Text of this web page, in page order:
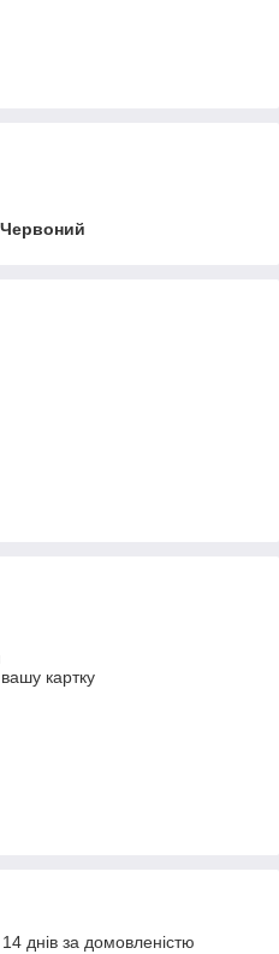
Червоний
картку
днів за домовленістю